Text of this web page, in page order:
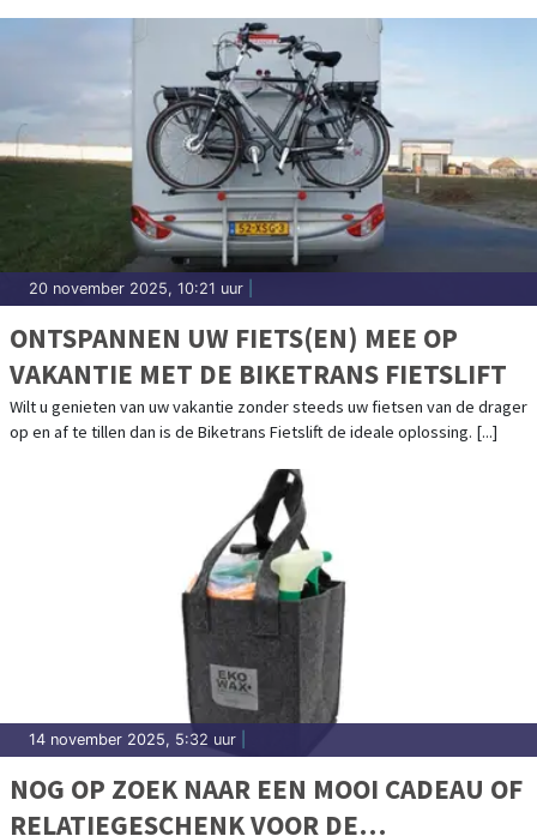
20 november 2025, 10:21 uur
ONTSPANNEN UW FIETS(EN) MEE OP
VAKANTIE MET DE BIKETRANS FIETSLIFT
Wilt u genieten van uw vakantie zonder steeds uw fietsen van de drager
op en af te tillen dan is de Biketrans Fietslift de ideale oplossing. [...]
14 november 2025, 5:32 uur
NOG OP ZOEK NAAR EEN MOOI CADEAU OF
RELATIEGESCHENK VOOR DE